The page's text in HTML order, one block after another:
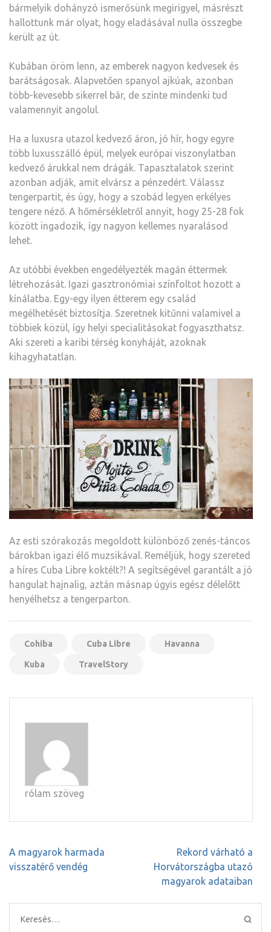
bármelyik dohányzó ismerősünk megirigyel, másrészt
hallottunk már olyat, hogy eladásával nulla összegbe
került az út.
Kubában öröm lenn, az emberek nagyon kedvesek és
barátságosak. Alapvetően spanyol ajkúak, azonban
több-kevesebb sikerrel bár, de szinte mindenki tud
valamennyit angolul.
Ha a luxusra utazol kedvező áron, jó hír, hogy egyre
több luxusszálló épül, melyek európai viszonylatban
kedvező árukkal nem drágák. Tapasztalatok szerint
azonban adják, amit elvársz a pénzedért. Válassz
tengerpartit, és úgy, hogy a szobád legyen erkélyes
tengere néző. A hőmérsékletről annyit, hogy 25-28 fok
között ingadozik, így nagyon kellemes nyaralásod
lehet.
Az utóbbi években engedélyezték magán éttermek
létrehozását. Igazi gasztronómiai színfoltot hozott a
kínálatba. Egy-egy ilyen étterem egy család
megélhetését biztosítja. Szeretnek kitűnni valamivel a
többiek közül, így helyi specialitásokat fogyaszthatsz.
Aki szereti a karibi térség konyháját, azoknak
kihagyhatatlan.
Az esti szórakozás megoldott különböző zenés-táncos
bárokban igazi élő muzsikával. Reméljük, hogy szereted
a híres Cuba Libre koktélt?! A segítségével garantált a jó
hangulat hajnalig, aztán másnap úgyis egész délelőtt
henyélhetsz a tengerparton.
Cohiba Cuba Libre Havanna
Kuba TravelStory
rólam szöveg
Bejegyzés
navigáció
A magyarok harmada
visszatérő vendég
Rekord várható a
Horvátországba utazó
magyarok adataiban
Keresés: